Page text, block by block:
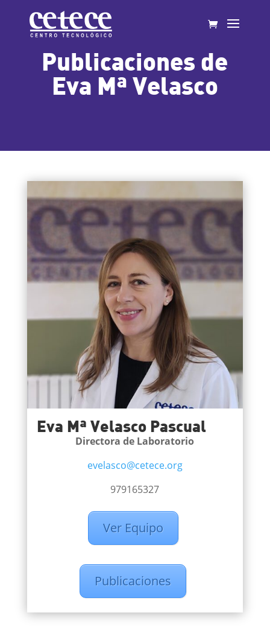
Publicaciones de
Eva Mª Velasco
Eva Mª Velasco Pascual
Directora de Laboratorio
evelasco@cetece.org
979165327
Ver Equipo
Publicaciones